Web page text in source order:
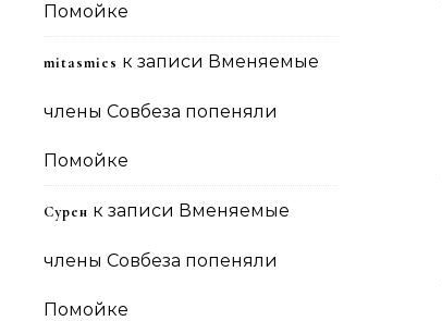
Помойке
mitasmies к записи Вменяемые
члены Совбеза попеняли
Помойке
Сурен к записи Вменяемые
члены Совбеза попеняли
Помойке